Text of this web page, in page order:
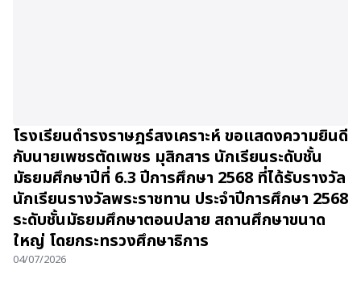
โรงเรียนดำรงราษฎร์สงเคราะห์ ขอแสดงความยินดี
กับนายเพชรตัดเพชร มุสิกสาร นักเรียนระดับชั้น
มัธยมศึกษาปีที่ 6.3 ปีการศึกษา 2568 ที่ได้รับรางวัล
นักเรียนรางวัลพระราชทาน ประจำปีการศึกษา 2568
ระดับชั้นมัธยมศึกษาตอนปลาย สถานศึกษาขนาด
ใหญ่ โดยกระทรวงศึกษาธิการ
04/07/2026